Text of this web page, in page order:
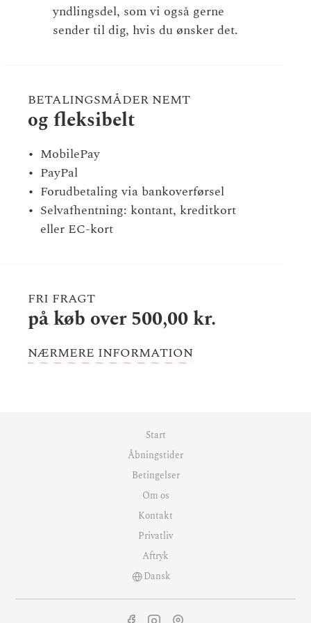
yndlingsdel, som vi også gerne
sender til dig, hvis du ønsker det.
BETALINGSMÅDER NEMT
og fleksibelt
MobilePay
PayPal
Forudbetaling via bankoverførsel
Selvafhentning: kontant, kreditkort
eller EC-kort
FRI FRAGT
på køb over 500,00 kr.
NÆRMERE INFORMATION
Start
Åbningstider
Betingelser
Om os
Kontakt
Privatliv
Aftryk